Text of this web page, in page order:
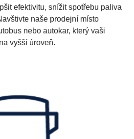
efektivitu, snížit spotřebu paliva
naše prodejní místo
nebo autokar, který vaši
vyšší úroveň.